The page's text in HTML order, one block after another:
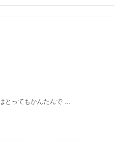
とってもかんたんで ...